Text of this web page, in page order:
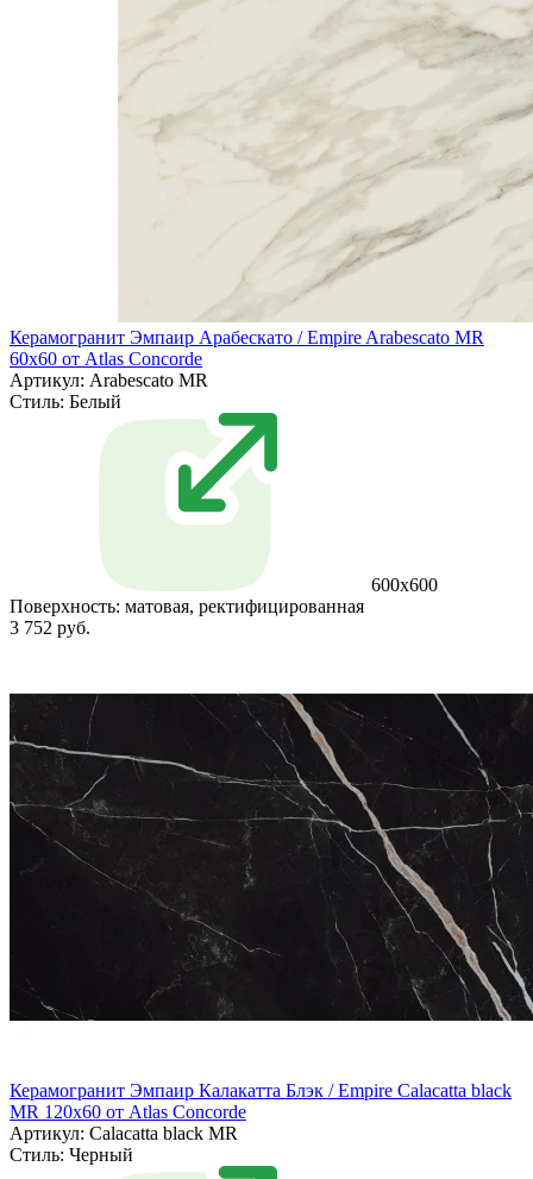
Керамогранит Эмпаир Арабескато / Empire Arabescato MR
60x60 от Atlas Concorde
Артикул: Arabescato MR
Стиль: Белый
600x600
Поверхность: матовая, ректифицированная
3 752 руб.
Керамогранит Эмпаир Калакатта Блэк / Empire Calacatta black
MR 120x60 от Atlas Concorde
Артикул: Calacatta black MR
Стиль: Черный